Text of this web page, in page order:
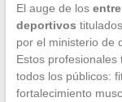
El auge de los
deportivos
por el ministerio de
Estos
todos los públicos:
fortalecimiento